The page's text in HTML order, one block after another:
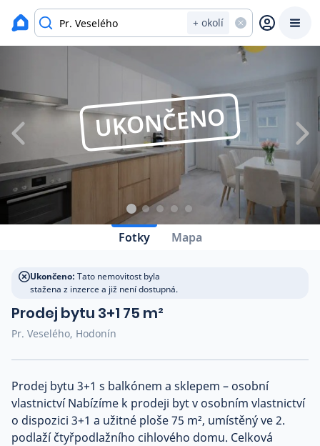
+ okolí
Prodej s Reas.cz
Chytrý odhad ceny
Ceny prodaných nemovitostí
Přehled realitních makléřů
Co říkají naši zákazníci
Blog
O nás
Kariéra
Kontakt
Výpis nemovitostí Zavřít
UKONČENO
Fotky Mapa
Ukončeno: Tato nemovitost byla
stažena z inzerce a již není dostupná.
Prodej bytu 3+1 75 m²
Pr. Veselého, Hodonín
Prodej bytu 3+1 s balkónem a sklepem – osobní
vlastnictví Nabízíme k prodeji byt v osobním vlastnictví
o dispozici 3+1 a užitné ploše 75 m², umístěný ve 2.
podlaží čtyřpodlažního cihlového domu. Celková